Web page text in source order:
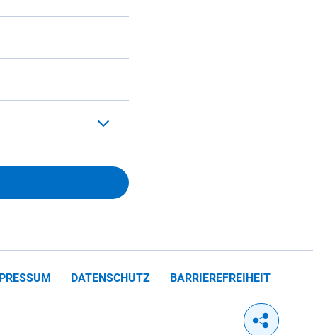
DATENSCHUTZ BARRIEREFREIHEIT